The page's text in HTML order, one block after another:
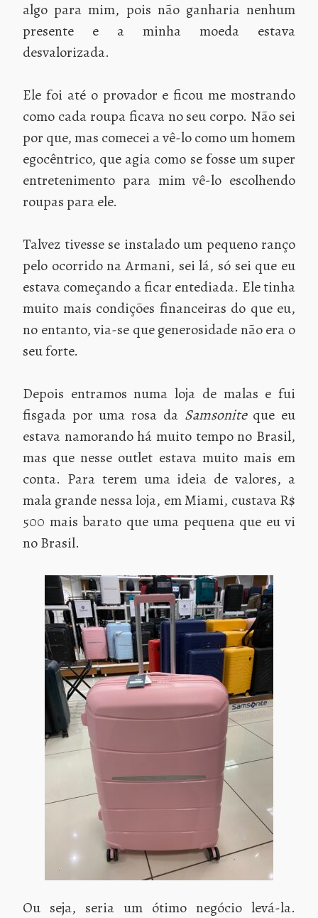
algo para mim, pois não ganharia nenhum
presente e a minha moeda estava
desvalorizada.
Ele foi até o provador e ficou me mostrando
como cada roupa ficava no seu corpo. Não sei
por que, mas comecei a vê-lo como um homem
egocêntrico, que agia como se fosse um super
entretenimento para mim vê-lo escolhendo
roupas para ele.
Talvez tivesse se instalado um pequeno ranço
pelo ocorrido na Armani, sei lá, só sei que eu
estava começando a ficar entediada. Ele tinha
muito mais condições financeiras do que eu,
no entanto, via-se que generosidade não era o
seu forte.
Depois entramos numa loja de malas e fui
fisgada por uma rosa da Samsoniteque eu
estava namorando há muito tempo no Brasil,
mas que nesse outlet estava muito mais em
conta. Para terem uma ideia de valores, a
mala grande nessa loja, em Miami, custava R$
500 mais barato que uma pequena que eu vi
no Brasil.
Ou seja, seria um ótimo negócio levá-la.